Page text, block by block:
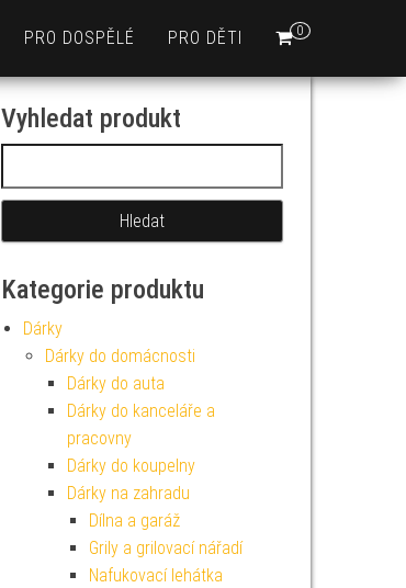
0
PRO DOSPĚLÉ PRO DĚTI
Vyhledat produkt
Kategorie produktu
Dárky
Dárky do domácnosti
Dárky do auta
Dárky do kanceláře a
pracovny
Dárky do koupelny
Dárky na zahradu
Dílna a garáž
Grily a grilovací nářadí
Nafukovací lehátka